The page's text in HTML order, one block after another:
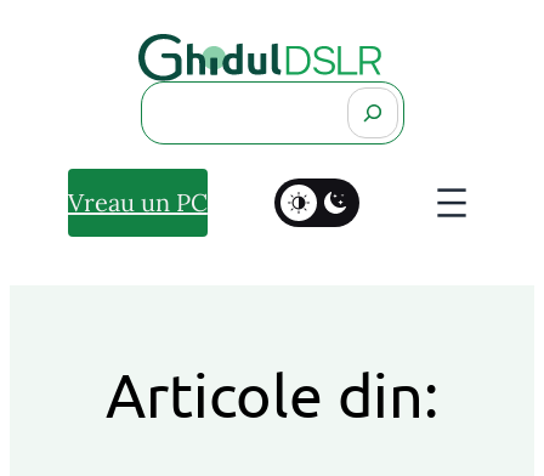
Search
Vreau un PC
Articole din: